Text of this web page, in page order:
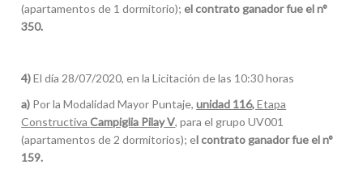
(apartamentos de 1 dormitorio);el contrato ganador fue el n°
350.
4)El día 28/07/2020, en la Licitación de las 10:30 horas
a) Por la Modalidad Mayor Puntaje,unidad 116,Etapa
ConstructivaCampiglia Pilay V, para el grupo UV001
(apartamentos de 2 dormitorios); el contrato ganador fue el n°
159.